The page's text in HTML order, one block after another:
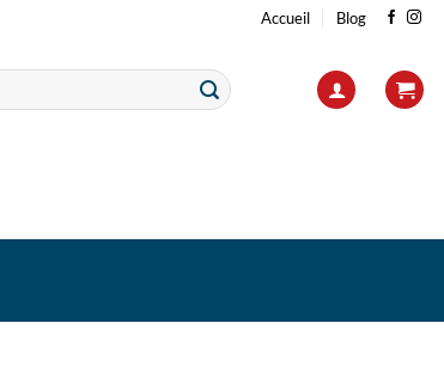
Accueil Blog